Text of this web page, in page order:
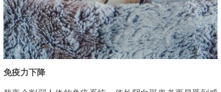
免疫力下降